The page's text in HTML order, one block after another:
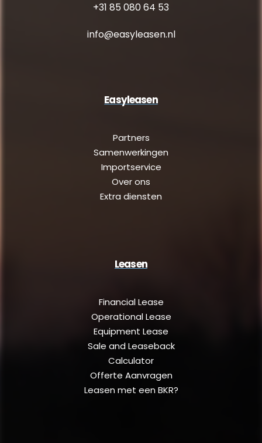
+31 85 080 64 53
info@easyleasen.nl
Easyleasen
Partners
Samenwerkingen
Importservice
Over ons
Extra diensten
Leasen
Financial Lease
Operational Lease
Equipment Lease
Sale and Leaseback
Calculator
Offerte Aanvragen
Leasen met een BKR?